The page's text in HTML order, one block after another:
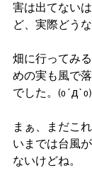
害は出てない
ど、実際どう
畑に行ってみ
めの実も風で
でした。
まぁ、まだこ
いまでは台風
ないけどね。